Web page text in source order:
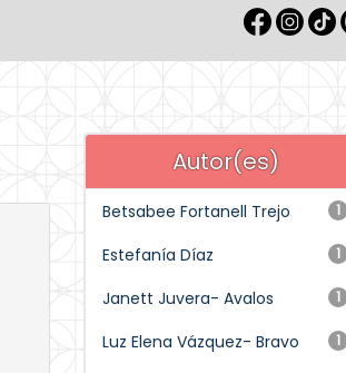
Autor(es)
1
Betsabee Fortanell Trejo
1
Estefanía Díaz
1
Janett Juvera- Avalos
1
Luz Elena Vázquez- Bravo